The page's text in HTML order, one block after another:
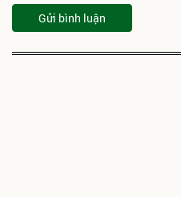
Gửi bình luận